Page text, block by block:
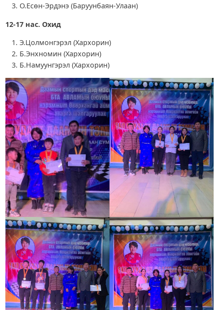
О.Есөн-Эрдэнэ (Баруунбаян-Улаан)
12-17 нас. Охид
Э.Цолмонгэрэл (Хархорин)
Б.Энхномин (Хархорин)
Б.Намуунгэрэл (Хархорин)